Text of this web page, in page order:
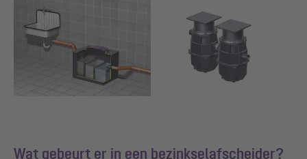
Wat gebeurt er in een bezinkselafscheider?